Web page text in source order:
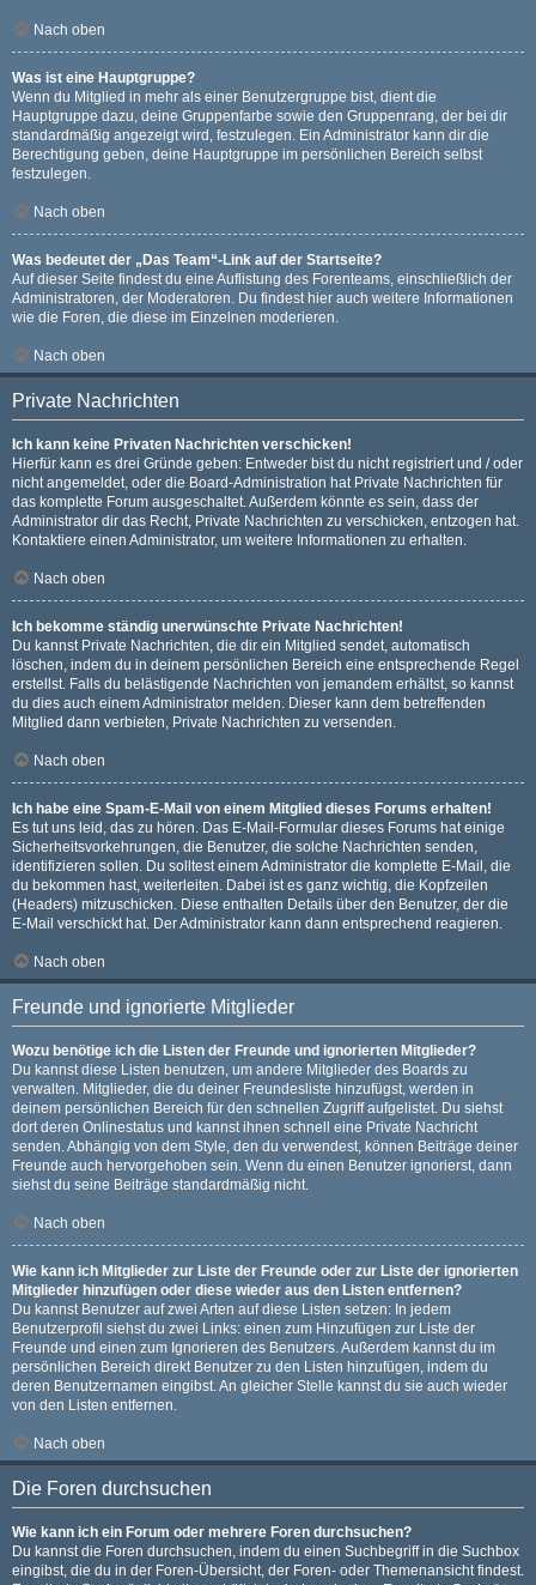
Nach oben
Was ist eine Hauptgruppe?
Wenn du Mitglied in mehr als einer Benutzergruppe bist, dient die
Hauptgruppe dazu, deine Gruppenfarbe sowie den Gruppenrang, der bei dir
standardmäßig angezeigt wird, festzulegen. Ein Administrator kann dir die
Berechtigung geben, deine Hauptgruppe im persönlichen Bereich selbst
festzulegen.
Nach oben
Was bedeutet der „Das Team“-Link auf der Startseite?
Auf dieser Seite findest du eine Auflistung des Forenteams, einschließlich der
Administratoren, der Moderatoren. Du findest hier auch weitere Informationen
wie die Foren, die diese im Einzelnen moderieren.
Nach oben
Private Nachrichten
Ich kann keine Privaten Nachrichten verschicken!
Hierfür kann es drei Gründe geben: Entweder bist du nicht registriert und / oder
nicht angemeldet, oder die Board-Administration hat Private Nachrichten für
das komplette Forum ausgeschaltet. Außerdem könnte es sein, dass der
Administrator dir das Recht, Private Nachrichten zu verschicken, entzogen hat.
Kontaktiere einen Administrator, um weitere Informationen zu erhalten.
Nach oben
Ich bekomme ständig unerwünschte Private Nachrichten!
Du kannst Private Nachrichten, die dir ein Mitglied sendet, automatisch
löschen, indem du in deinem persönlichen Bereich eine entsprechende Regel
erstellst. Falls du belästigende Nachrichten von jemandem erhältst, so kannst
du dies auch einem Administrator melden. Dieser kann dem betreffenden
Mitglied dann verbieten, Private Nachrichten zu versenden.
Nach oben
Ich habe eine Spam-E-Mail von einem Mitglied dieses Forums erhalten!
Es tut uns leid, das zu hören. Das E-Mail-Formular dieses Forums hat einige
Sicherheitsvorkehrungen, die Benutzer, die solche Nachrichten senden,
identifizieren sollen. Du solltest einem Administrator die komplette E-Mail, die
du bekommen hast, weiterleiten. Dabei ist es ganz wichtig, die Kopfzeilen
(Headers) mitzuschicken. Diese enthalten Details über den Benutzer, der die
E-Mail verschickt hat. Der Administrator kann dann entsprechend reagieren.
Nach oben
Freunde und ignorierte Mitglieder
Wozu benötige ich die Listen der Freunde und ignorierten Mitglieder?
Du kannst diese Listen benutzen, um andere Mitglieder des Boards zu
verwalten. Mitglieder, die du deiner Freundesliste hinzufügst, werden in
deinem persönlichen Bereich für den schnellen Zugriff aufgelistet. Du siehst
dort deren Onlinestatus und kannst ihnen schnell eine Private Nachricht
senden. Abhängig von dem Style, den du verwendest, können Beiträge deiner
Freunde auch hervorgehoben sein. Wenn du einen Benutzer ignorierst, dann
siehst du seine Beiträge standardmäßig nicht.
Nach oben
Wie kann ich Mitglieder zur Liste der Freunde oder zur Liste der ignorierten
Mitglieder hinzufügen oder diese wieder aus den Listen entfernen?
Du kannst Benutzer auf zwei Arten auf diese Listen setzen: In jedem
Benutzerprofil siehst du zwei Links: einen zum Hinzufügen zur Liste der
Freunde und einen zum Ignorieren des Benutzers. Außerdem kannst du im
persönlichen Bereich direkt Benutzer zu den Listen hinzufügen, indem du
deren Benutzernamen eingibst. An gleicher Stelle kannst du sie auch wieder
von den Listen entfernen.
Nach oben
Die Foren durchsuchen
Wie kann ich ein Forum oder mehrere Foren durchsuchen?
Du kannst die Foren durchsuchen, indem du einen Suchbegriff in die Suchbox
eingibst, die du in der Foren-Übersicht, der Foren- oder Themenansicht findest.